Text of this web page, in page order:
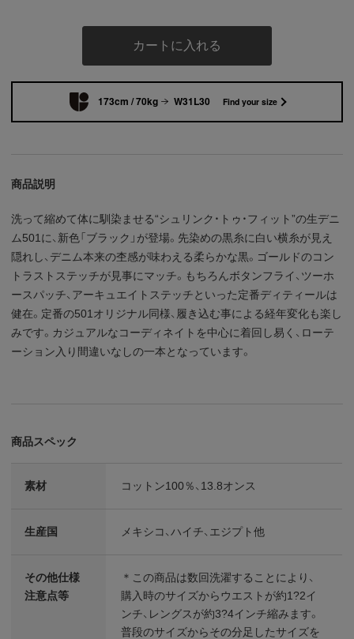
カートに入れる
173cm / 70kg W31L30 Find your size
商品説明
洗って縮めて体に馴染ませる“シュリンク・トゥ・フィット”の生デニ
ム501に、新色「ブラック」が登場。先染めの黒糸に白い横糸が見え
隠れし、デニム本来の杢感が味わえる柔らかな黒。ゴールドのコン
トラストステッチが見事にマッチ。もちろんボタンフライ、ツーホ
ースパッチ、アーキュエイトステッチといった定番ディティールは
健在。定番の501オリジナル同様、履き込む事による経年変化も楽し
みです。カジュアルなコーディネイトを中心に着回し易く、ローテ
ーション入り間違いなしの一本となっています。
商品スペック
素材 コットン100％、13.8オンス
生産国 メキシコ、ハイチ、エジプト他
その他仕様
注意点等
＊この商品は数回洗濯することにより、
購入時のサイズからウエストが約1?2イ
ンチ、レングスが約3?4インチ縮みます。
普段のサイズからその分足したサイズを